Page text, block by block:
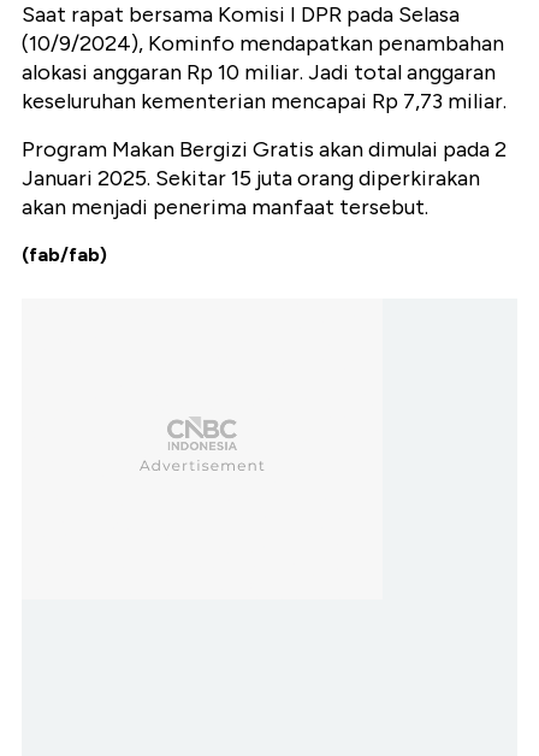
Saat rapat bersama Komisi I DPR pada Selasa
(10/9/2024), Kominfo mendapatkan penambahan
alokasi anggaran Rp 10 miliar. Jadi total anggaran
keseluruhan kementerian mencapai Rp 7,73 miliar.
Program Makan Bergizi Gratis akan dimulai pada 2
Januari 2025. Sekitar 15 juta orang diperkirakan
akan menjadi penerima manfaat tersebut.
(fab/fab)